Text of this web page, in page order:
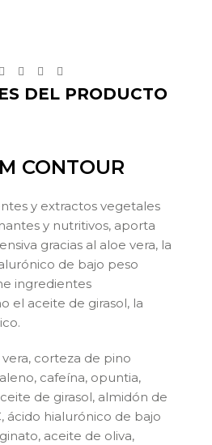
DEL PRODUCTO
CONTOUR
y extractos vegetales
y nutritivos, aporta
gracias al aloe vera, la
de bajo peso
ingredientes
el aceite de girasol, la
corteza de pino
cafeína, opuntia,
de girasol, almidón de
ácido hialurónico de bajo
aceite de oliva,